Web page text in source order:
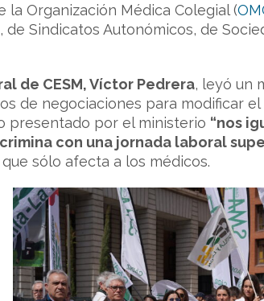
Organización Médica Colegial (
Sindicatos Autonómicos, de
de CESM, Víctor Pedrera, leyó un
de negociaciones para modificar
presentado por el ministerio “nos
con una jornada laboral
sólo afecta a los médicos.